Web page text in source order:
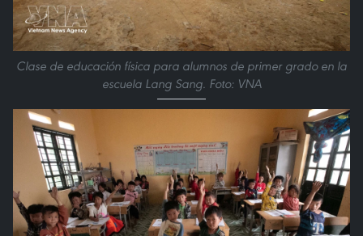
Clase de educación física para alumnos de primer grado en la
escuela Lang Sang. Foto: VNA